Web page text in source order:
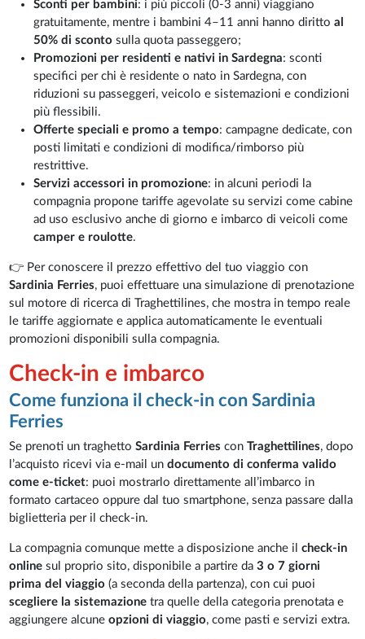
Sconti per bambini: i più piccoli (0-3 anni) viaggiano
gratuitamente, mentre i bambini 4–11 anni hanno diritto al
50% di sconto sulla quota passeggero;
Promozioni per residenti e nativi in Sardegna: sconti
specifici per chi è residente o nato in Sardegna, con
riduzioni su passeggeri, veicolo e sistemazioni e condizioni
più flessibili.
Offerte speciali e promo a tempo: campagne dedicate, con
posti limitati e condizioni di modifica/rimborso più
restrittive.
Servizi accessori in promozione: in alcuni periodi la
compagnia propone tariffe agevolate su servizi come cabine
ad uso esclusivo anche di giorno e imbarco di veicoli come
camper e roulotte.
👉 Per conoscere il prezzo effettivo del tuo viaggio con
Sardinia Ferries, puoi effettuare una simulazione di prenotazione
sul motore di ricerca di Traghettilines, che mostra in tempo reale
le tariffe aggiornate e applica automaticamente le eventuali
promozioni disponibili sulla compagnia.
Check-in e imbarco
Come funziona il check-in con Sardinia
Ferries
Se prenoti un traghettoSardinia Ferries conTraghettilines, dopo
l’acquisto ricevi via e-mail undocumento di conferma valido
come e-ticket: puoi mostrarlo direttamente all’imbarco in
formato cartaceo oppure dal tuo smartphone, senza passare dalla
biglietteria per il check-in.
La compagnia comunque mette a disposizione anche ilcheck-in
online sul proprio sito, disponibile a partire da3 o 7 giorni
prima del viaggio(a seconda della partenza), con cui puoi
scegliere la sistemazione tra quelle della categoria prenotata e
aggiungere alcuneopzioni di viaggio, come pasti e servizi extra.